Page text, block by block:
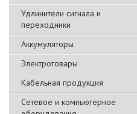
Удлинители сигнала и
переходники
Аккумуляторы
Электротовары
Кабельная продукция
Сетевое и компьютерное